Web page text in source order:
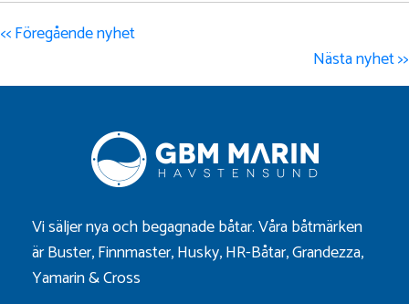
<< Föregående nyhet
Nästa nyhet >>
Vi säljer nya och begagnade båtar. Våra båtmärken
ärBuster,Finnmaster,Husky,HR-Båtar,Grandezza,
Yamarin&Cross